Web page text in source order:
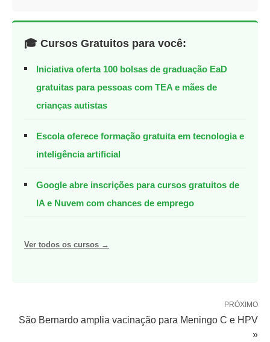
🎓 Cursos Gratuitos para você:
Iniciativa oferta 100 bolsas de graduação EaD
gratuitas para pessoas com TEA e mães de
crianças autistas
Escola oferece formação gratuita em tecnologia e
inteligência artificial
Google abre inscrições para cursos gratuitos de
IA e Nuvem com chances de emprego
Ver todos os cursos →
PRÓXIMO
São Bernardo amplia vacinação para Meningo C e HPV
»